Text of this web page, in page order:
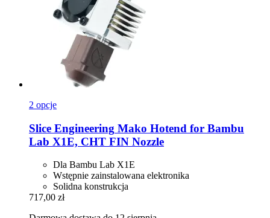
2 opcje
Slice Engineering Mako Hotend for Bambu
Lab X1E, CHT FIN Nozzle
Dla Bambu Lab X1E
Wstępnie zainstalowana elektronika
Solidna konstrukcja
717,00 zł